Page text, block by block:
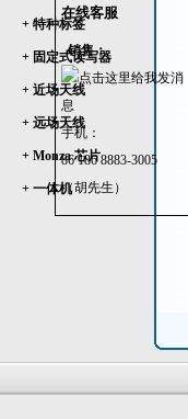
在线客服
销售：
手机：
86 186 8883-3005
（胡先生）
+ 特种标签
+ 固定式读写器
+ 近场天线
+ 远场天线
+ Monza 芯片
+ 一体机